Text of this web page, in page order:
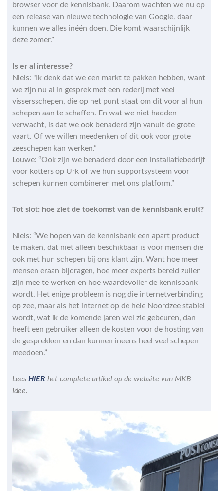
browser voor de kennisbank. Daarom wachten we nu op
een release van nieuwe technologie van Google, daar
kunnen we alles inéén doen. Die komt waarschijnlijk
deze zomer.”
Is er al interesse?
Niels: “Ik denk dat we een markt te pakken hebben, want
we zijn nu al in gesprek met een rederij met veel
vissersschepen, die op het punt staat om dit voor al hun
schepen aan te schaffen. En wat we niet hadden
verwacht, is dat we ook benaderd zijn vanuit de grote
vaart. Of we willen meedenken of dit ook voor grote
zeeschepen kan werken.”
Louwe: “Ook zijn we benaderd door een installatiebedrijf
voor kotters op Urk of we hun supportsysteem voor
schepen kunnen combineren met ons platform.”
Tot slot: hoe ziet de toekomst van de kennisbank eruit?
Niels: “We hopen van de kennisbank een apart product
te maken, dat niet alleen beschikbaar is voor mensen die
ook met hun schepen bij ons klant zijn. Want hoe meer
mensen eraan bijdragen, hoe meer experts bereid zullen
zijn mee te werken en hoe waardevoller de kennisbank
wordt. Het enige probleem is nog die internetverbinding
op zee, maar als het internet op de hele Noordzee stabiel
wordt, wat ik de komende jaren wel zie gebeuren, dan
heeft een gebruiker alleen de kosten voor de hosting van
de gesprekken en dan kunnen ineens heel veel schepen
meedoen.”
Lees HIER het complete artikel op de website van MKB
Idee.